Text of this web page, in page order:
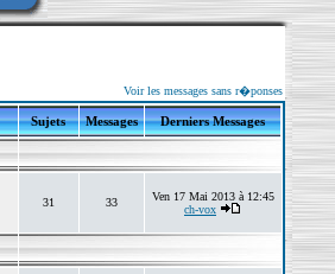
Voir les messages sans r�ponses
Sujets Messages Derniers Messages
31 33
Ven 17 Mai 2013 à 12:45
ch-vox